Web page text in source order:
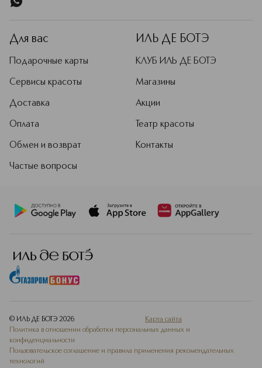
Для вас
Подарочные карты
Сервисы красоты
Доставка
Оплата
Обмен и возврат
Частые вопросы
ИЛЬ ДЕ БОТЭ
КЛУБ ИЛЬ ДЕ БОТЭ
Магазины
Акции
Театр красоты
Контакты
© ИЛЬ ДЕ БОТЭ 2026
Карта сайта
Политика в отношении обработки персональных данных и
конфиденциальности
Пользовательское соглашение и правила применения рекомендательных
технологий